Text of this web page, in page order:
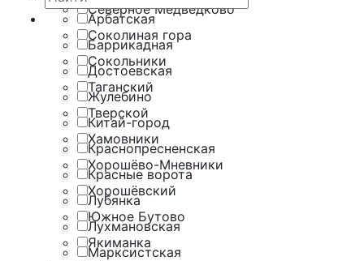
Северное Медведково
Соколиная гора
Сокольники
Таганский
Тверской
Хамовники
Хорошёво-Мневники
Хорошёвский
Южное Бутово
Якиманка
Арбатская
Баррикадная
Достоевская
Жулебино
Китай-город
Краснопресненская
Красные ворота
Лубянка
Лухмановская
Марксистская